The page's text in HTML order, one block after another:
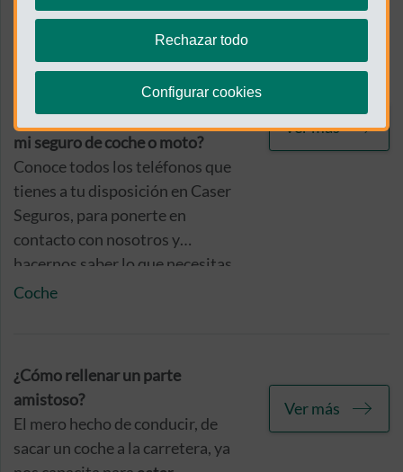
¿Cuál es el número de teléfono
para recibir ayuda o asistencia en
mi seguro de coche o moto?
Conoce todos los teléfonos que
tienes a tu disposición en Caser
Seguros, para ponerte en
contacto con nosotros y
hacernos saber lo que necesitas.
Coche
Ver más
¿Cómo rellenar un parte
amistoso?
El mero hecho de conducir, de
sacar un coche a la carretera, ya
Ver más
Te recordamos que puedes modificar tus ajustes de
cookies en cualquier momento en la sección
Rechazar todo
Configurar cookies